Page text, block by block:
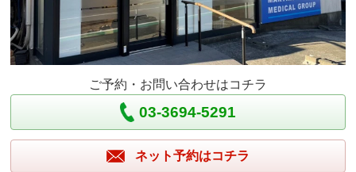
ご予約・お問い合わせはコチラ
03-3694-5291
ネット予約はコチラ